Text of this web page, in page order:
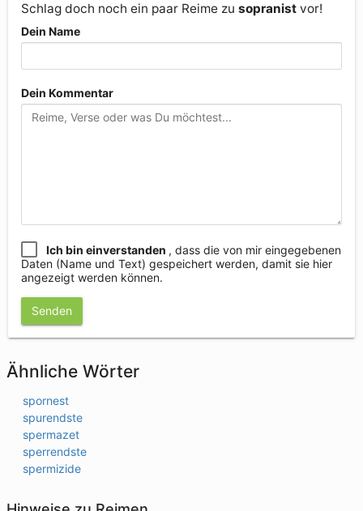
Schlag doch noch ein paar Reime zu sopranist vor!
Dein Name
Dein Kommentar
Ich bin einverstanden , dass die von mir eingegebenen
Daten (Name und Text) gespeichert werden, damit sie hier
angezeigt werden können.
Senden
Ähnliche Wörter
spornest
spurendste
spermazet
sperrendste
spermizide